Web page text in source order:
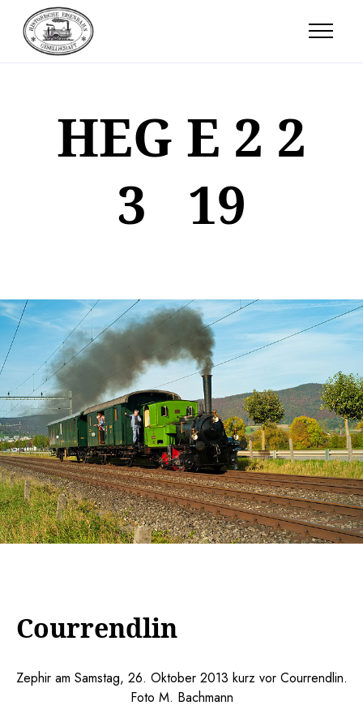
HEG E 2 2
3 19
Courrendlin
Zephir am Samstag, 26. Oktober 2013 kurz vor Courrendlin.
Foto M. Bachmann